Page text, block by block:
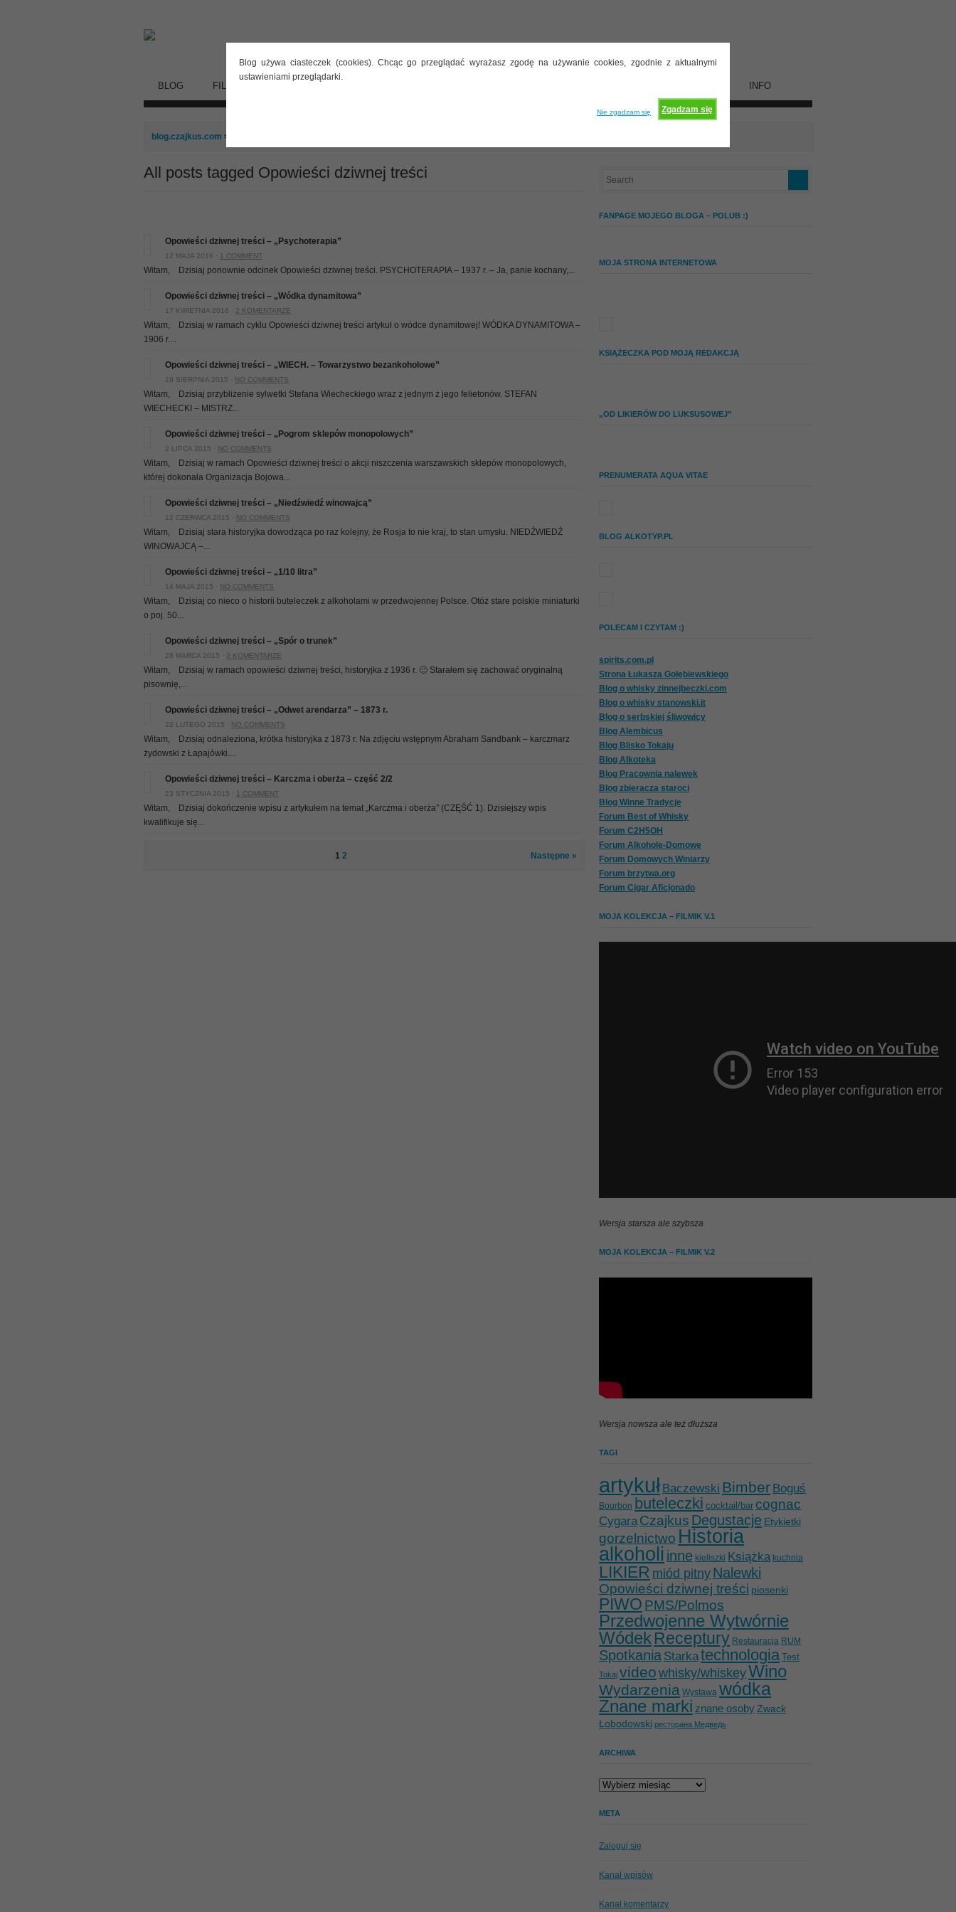
Blog używa ciasteczek (cookies). Chcąc go przeglądać wyrażasz zgodę na używanie cookies, zgodnie z aktualnymi
ustawieniami przeglądarki.
Zgadzam się
Nie zgadzam się
BLOG FILMY INFO
blog.czajkus.com >
All posts tagged Opowieści dziwnej treści
nie zaszkodzi!…”
Witam, Dzisiaj w ramach serii Opowieści
READ THE REST OF THIS ENTRY
Opowieści dziwnej treści – „Psychoterapia”
12 MAJA 2016 · 1 COMMENT
Witam, Dzisiaj ponownie odcinek Opowieści dziwnej treści. PSYCHOTERAPIA – 1937 r. – Ja, panie kochany,...
Opowieści dziwnej treści – „Wódka dynamitowa”
17 KWIETNIA 2016 · 2 KOMENTARZE
Witam, Dzisiaj w ramach cyklu Opowieści dziwnej treści artykuł o wódce dynamitowej! WÓDKA DYNAMITOWA –
1906 r....
Opowieści dziwnej treści – „WIECH. – Towarzystwo bezankoholowe”
19 SIERPNIA 2015 · NO COMMENTS
Witam, Dzisiaj przybliżenie sylwetki Stefana Wiecheckiego wraz z jednym z jego felietonów. STEFAN
WIECHECKI – MISTRZ...
Opowieści dziwnej treści – „Pogrom sklepów monopolowych”
2 LIPCA 2015 · NO COMMENTS
Witam, Dzisiaj w ramach Opowieści dziwnej treści o akcji niszczenia warszawskich sklepów monopolowych,
której dokonała Organizacja Bojowa...
Opowieści dziwnej treści – „Niedźwiedź winowajcą”
12 CZERWCA 2015 · NO COMMENTS
Witam, Dzisiaj stara historyjka dowodząca po raz kolejny, że Rosja to nie kraj, to stan umysłu. NIEDŹWIEDŹ
WINOWAJCĄ –...
Opowieści dziwnej treści – „1/10 litra”
14 MAJA 2015 · NO COMMENTS
Witam, Dzisiaj co nieco o historii buteleczek z alkoholami w przedwojennej Polsce. Otóż stare polskie miniaturki
o poj. 50...
Opowieści dziwnej treści – „Spór o trunek”
28 MARCA 2015 · 3 KOMENTARZE
Witam, Dzisiaj w ramach opowieści dziwnej treści, historyjka z 1936 r. 🙂 Starałem się zachować oryginalną
pisownię,...
Opowieści dziwnej treści – „Odwet arendarza” – 1873 r.
22 LUTEGO 2015 · NO COMMENTS
Witam, Dzisiaj odnaleziona, krótka historyjka z 1873 r. Na zdjęciu wstępnym Abraham Sandbank – karczmarz
żydowski z Łapajówki....
Opowieści dziwnej treści – Karczma i oberża – część 2/2
23 STYCZNIA 2015 · 1 COMMENT
Witam, Dzisiaj dokończenie wpisu z artykułem na temat „Karczma i oberża” (CZĘŚĆ 1). Dzisiejszy wpis
kwalifikuje się...
1 2 Następne »
FANPAGE MOJEGO BLOGA – POLUB :)
MOJA STRONA INTERNETOWA
KSIĄŻECZKA POD MOJĄ REDAKCJĄ
„OD LIKIERÓW DO LUKSUSOWEJ”
PRENUMERATA AQUA VITAE
BLOG ALKOTYP.PL
POLECAM I CZYTAM :)
spirits.com.pl
Strona Łukasza Gołębiewskiego
Blog o whisky zinnejbeczki.com
Blog o whisky stanowski.it
Blog o serbskiej śliwowicy
Blog Alembicus
Blog Blisko Tokaju
Blog Alkoteka
Blog Pracownia nalewek
Blog zbieracza staroci
Blog Winne Tradycje
Forum Best of Whisky
Forum C2H5OH
Forum Alkohole-Domowe
Forum Domowych Winiarzy
Forum brzytwa.org
Forum Cigar Aficjonado
MOJA KOLEKCJA – FILMIK V.1
Wersja starsza ale szybsza
MOJA KOLEKCJA – FILMIK V.2
Wersja nowsza ale też dłuższa
TAGI
artykuł Baczewski Bimber Boguś
Bourbon buteleczki cocktail/bar cognac
Cygara Czajkus Degustacje Etykietki
gorzelnictwo Historia
alkoholi inne kieliszki Książka kuchnia
LIKIER miód pitny Nalewki
Opowieści dziwnej treści piosenki
PIWO PMS/Polmos
Przedwojenne Wytwórnie
WódekReceptury Restauracja RUM
Spotkania Starkatechnologia Test
Tokaj videowhisky/whiskeyWino
Wydarzenia Wystawa wódka
Znane marki znane osoby Zwack
Łobodowski ресторана Медведь
ARCHIWA
Archiwa
META
Zaloguj się
Kanał wpisów
Kanał komentarzy